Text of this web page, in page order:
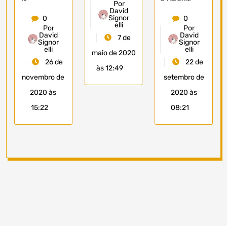
0
Por
David
Signor
elli
26 de
novembro de
2020 às
15:22
Por
David
Signor
elli
7 de
maio de 2020
às 12:49
0
Por
David
Signor
elli
22 de
setembro de
2020 às
08:21